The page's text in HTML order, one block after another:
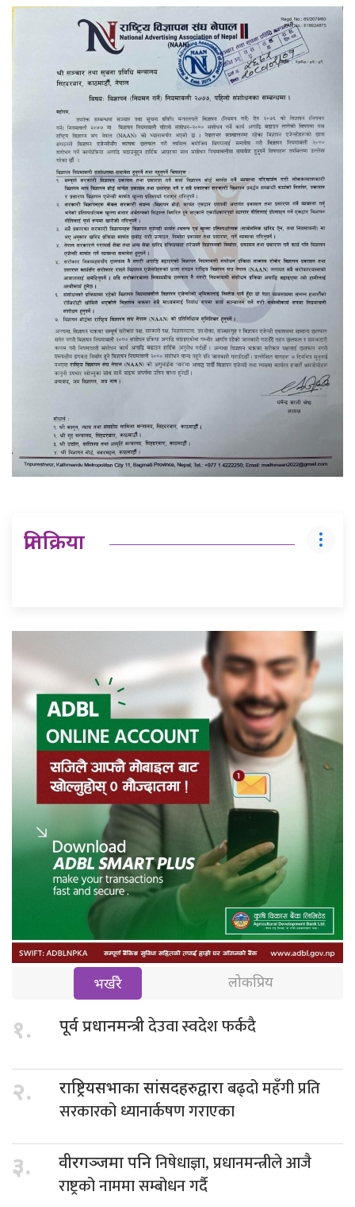
प्रतिक्रिया
भर्खरै लोकप्रिय
१. पूर्व प्रधानमन्त्रीदेउवा स्वदेश फर्कदै
२. राष्ट्रियसभाका सांसदहरुद्वाराबढ्दो महँगी प्रति
सरकारको ध्यानार्कषण गराएका
३. वीरगञ्जमा पनिनिषेधाज्ञा, प्रधानमन्त्रीले आजै
राष्ट्रको नाममा सम्बोधन गर्दै